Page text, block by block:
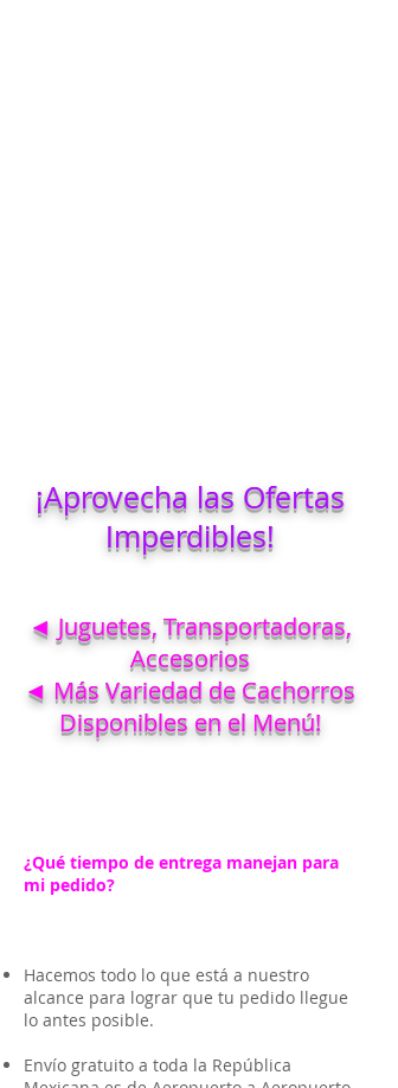
¡Aprovecha las Ofertas
Imperdibles!
◄ Juguetes, Transportadoras,
Accesorios
◄ Más Variedad de Cachorros
Disponibles en el Menú!
¿Qué tiempo de entrega manejan para
mi pedido?
Hacemos todo lo que está a nuestro
alcance para lograr que tu pedido llegue
lo antes posible.
Envío gratuito a toda la República